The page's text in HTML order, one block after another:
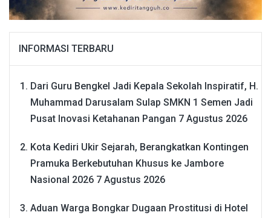
INFORMASI TERBARU
Dari Guru Bengkel Jadi Kepala Sekolah Inspiratif, H.
Muhammad Darusalam Sulap SMKN 1 Semen Jadi
Pusat Inovasi Ketahanan Pangan 7 Agustus 2026
Kota Kediri Ukir Sejarah, Berangkatkan Kontingen
Pramuka Berkebutuhan Khusus ke Jambore
Nasional 2026 7 Agustus 2026
Aduan Warga Bongkar Dugaan Prostitusi di Hotel